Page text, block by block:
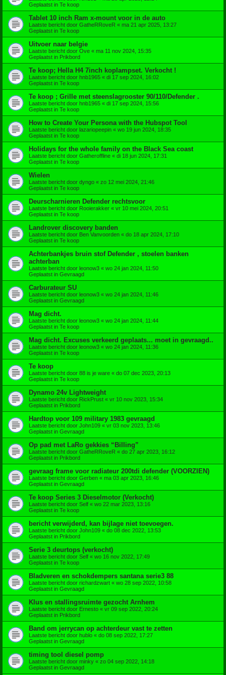
Geplaatst in Te koop
Tablet 10 inch Ram x-mount voor in de auto
Laatste bericht door GatheRRoveR « ma 21 apr 2025, 13:27
Geplaatst in Te koop
Uitvoer naar belgie
Laatste bericht door Ove « ma 11 nov 2024, 15:35
Geplaatst in Prikbord
Te koop; Hella H4 7inch koplampset. Verkocht !
Laatste bericht door hnb1965 « di 17 sep 2024, 16:02
Geplaatst in Te koop
Te koop ; Grille met steenslagrooster 90/110/Defender .
Laatste bericht door hnb1965 « di 17 sep 2024, 15:56
Geplaatst in Te koop
How to Create Your Persona with the Hubspot Tool
Laatste bericht door lazariopeepin « wo 19 jun 2024, 18:35
Geplaatst in Te koop
Holidays for the whole family on the Black Sea coast
Laatste bericht door Gatheroffline « di 18 jun 2024, 17:31
Geplaatst in Te koop
Wielen
Laatste bericht door dyngo « zo 12 mei 2024, 21:46
Geplaatst in Te koop
Deurscharnieren Defender rechtsvoor
Laatste bericht door Rooierakker « vr 10 mei 2024, 20:51
Geplaatst in Te koop
Landrover discovery banden
Laatste bericht door Ben Vanvoorden « do 18 apr 2024, 17:10
Geplaatst in Te koop
Achterbankjes bruin stof Defender , stoelen banken
achterban
Laatste bericht door leonow3 « wo 24 jan 2024, 11:50
Geplaatst in Gevraagd
Carburateur SU
Laatste bericht door leonow3 « wo 24 jan 2024, 11:46
Geplaatst in Gevraagd
Mag dicht.
Laatste bericht door leonow3 « wo 24 jan 2024, 11:44
Geplaatst in Te koop
Mag dicht. Excuses verkeerd geplaats... moet in gevraagd..
Laatste bericht door leonow3 « wo 24 jan 2024, 11:36
Geplaatst in Te koop
Te koop
Laatste bericht door 88 is je ware « do 07 dec 2023, 20:13
Geplaatst in Te koop
Dynamo 24v Lightweight
Laatste bericht door RickPrust « vr 10 nov 2023, 15:34
Geplaatst in Prikbord
Hardtop voor 109 military 1983 gevraagd
Laatste bericht door John109 « vr 03 nov 2023, 13:46
Geplaatst in Gevraagd
Op pad met LaRo gekkies “Billing”
Laatste bericht door GatheRRoveR « do 27 apr 2023, 16:12
Geplaatst in Prikbord
gevraag frame voor radiateur 200tdi defender (VOORZIEN)
Laatste bericht door Gerben « ma 03 apr 2023, 16:46
Geplaatst in Gevraagd
Te koop Series 3 Dieselmotor (Verkocht)
Laatste bericht door Self « wo 22 mar 2023, 13:16
Geplaatst in Te koop
bericht verwijderd, kan bijlage niet toevoegen.
Laatste bericht door John109 « do 08 dec 2022, 13:53
Geplaatst in Prikbord
Serie 3 deurtops (verkocht)
Laatste bericht door Self « wo 16 nov 2022, 17:49
Geplaatst in Te koop
Bladveren en schokdempers santana serie3 88
Laatste bericht door richardzwart « wo 28 sep 2022, 10:58
Geplaatst in Gevraagd
Klus en stallingsruimte gezocht Arnhem
Laatste bericht door Ernesto « vr 09 sep 2022, 20:24
Geplaatst in Prikbord
Band om jerrycan op achterdeur vast te zetten
Laatste bericht door hublo « do 08 sep 2022, 17:27
Geplaatst in Gevraagd
timing tool diesel pomp
Laatste bericht door minky « zo 04 sep 2022, 14:18
Geplaatst in Gevraagd